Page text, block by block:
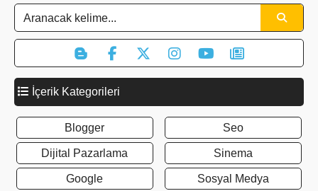
İçerik Kategorileri
Blogger
Dijital Pazarlama
Google
Seo
Sinema
Sosyal Medya